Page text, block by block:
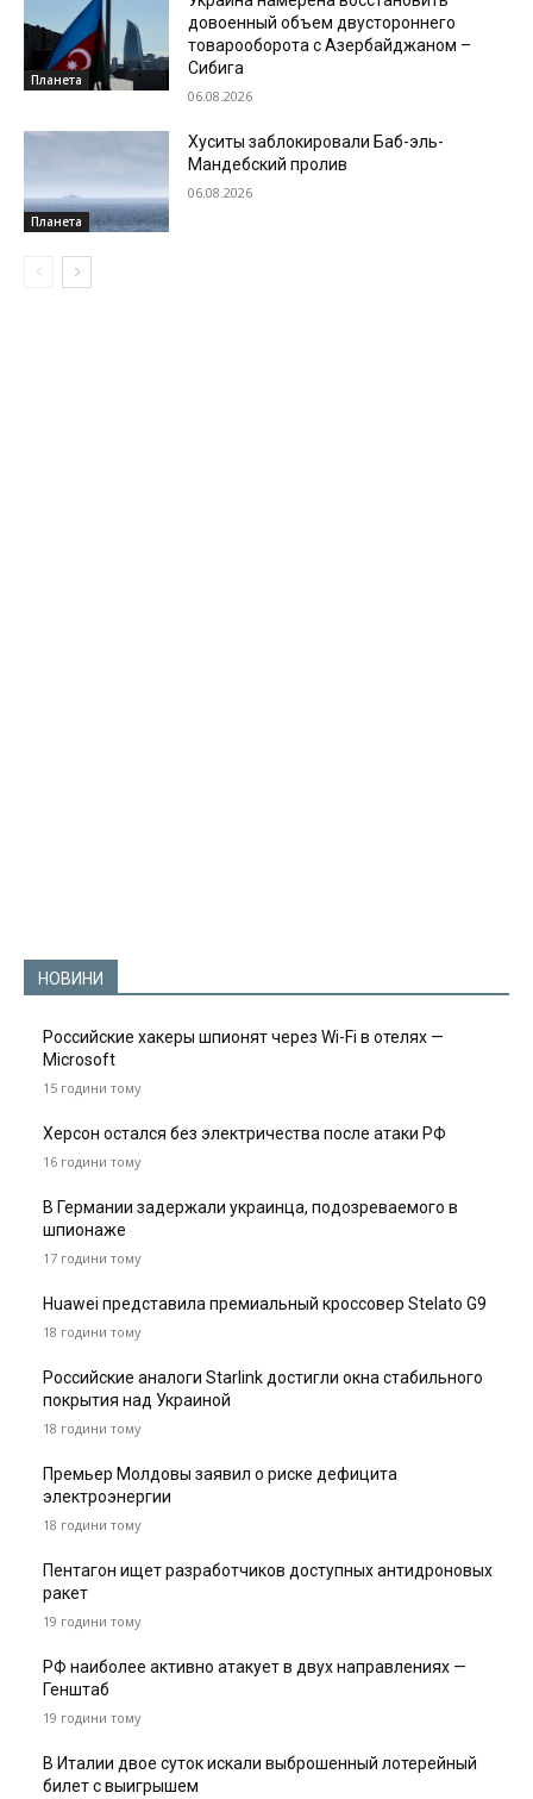
Планета
довоенный объем двустороннего
товарооборота с Азербайджаном –
Сибига
06.08.2026
Планета
Хуситы заблокировали Баб-эль-
Мандебский пролив
06.08.2026
НОВИНИ
Российские хакеры шпионят через Wi-Fi в отелях —
Microsoft
15 години тому
Херсон остался без электричества после атаки РФ
16 години тому
В Германии задержали украинца, подозреваемого в
шпионаже
17 години тому
Huawei представила премиальный кроссовер Stelato G9
18 години тому
Российские аналоги Starlink достигли окна стабильного
покрытия над Украиной
18 години тому
Премьер Молдовы заявил о риске дефицита
электроэнергии
18 години тому
Пентагон ищет разработчиков доступных антидроновых
ракет
19 години тому
РФ наиболее активно атакует в двух направлениях —
Генштаб
19 години тому
В Италии двое суток искали выброшенный лотерейный
билет с выигрышем